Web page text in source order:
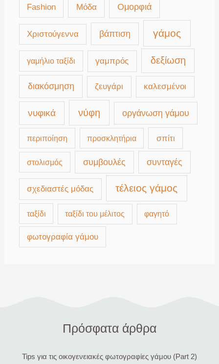
Fashion Μόδα Ομορφιά
Χριστούγεννα βάπτιση γάμος
γαμήλιο ταξίδι γαμπρός δεξίωση
διακόσμηση ζευγάρι καλεσμένοι
νυφικά νύφη οργάνωση γάμου
περιποίηση προσκλητήρια σπίτι
στολισμός συμβουλές συνταγές
σχεδιαστές μόδας τέλειος γάμος
ταξίδι ταξίδι του μέλιτος φαγητό
φωτογραφία γάμου
Πρόσφατα άρθρα
Tips για τις οικογενειακές φωτογραφίες γάμου (Part 2)